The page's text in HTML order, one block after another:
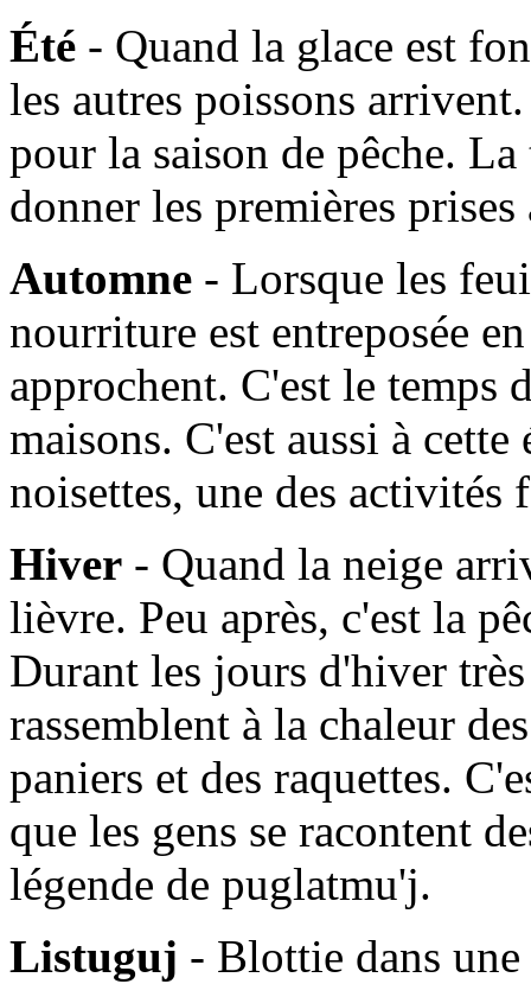
Été - Quand la glace est
les autres poissons
pour la saison de pêche.
donner les premières
Automne - Lorsque les
nourriture est entreposée
approchent. C'est le temps
maisons. C'est aussi à
noisettes, une des
Hiver - Quand la neige
lièvre. Peu après, c'est la
Durant les jours d'hiver
rassemblent à la chaleur
paniers et des raquettes.
que les gens se racontent
légende de puglatmu'j.
Listuguj - Blottie dans une